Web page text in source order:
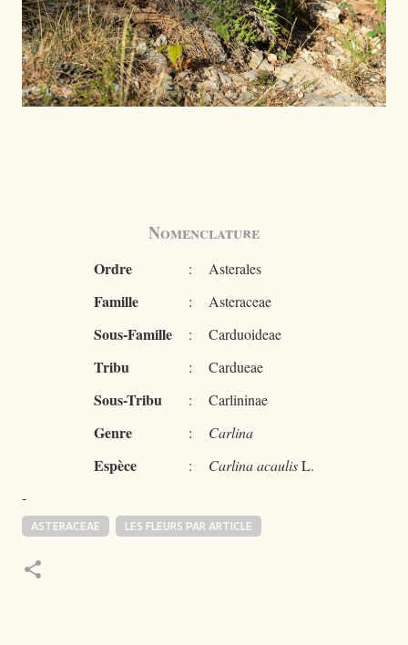
Nomenclature
Ordre : Asterales
Famille : Asteraceae
Sous-Famille : Carduoideae
Tribu : Cardueae
Sous-Tribu : Carlininae
Genre : Carlina
Espèce : Carlina acaulisL.
-
ASTERACEAE LES FLEURS PAR ARTICLE